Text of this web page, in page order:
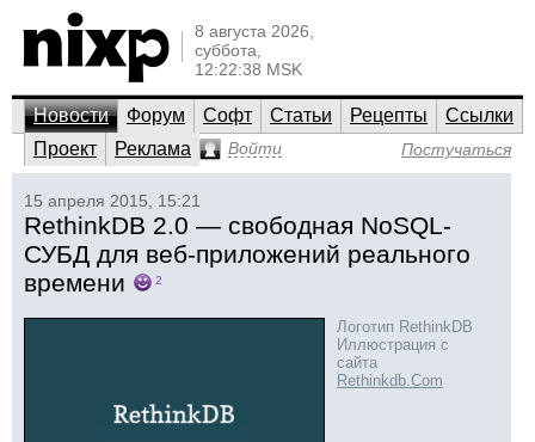
8 августа 2026,
суббота,
12:22:38 MSK
Новости Форум Софт Статьи Рецепты
Ссылки
Проект
Реклама Войти Постучаться
15 апреля 2015, 15:21
RethinkDB 2.0 — свободная NoSQL-
СУБД для веб-приложений реального
времени
2
Логотип RethinkDB
Иллюстрация с
сайта
Rethinkdb.Com